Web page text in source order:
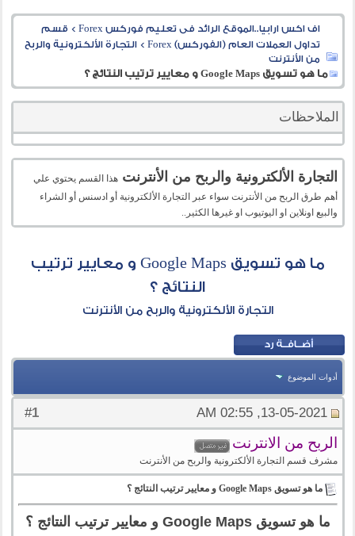
اف اكس ارابيا..الموقع الرائد فى تعليم فوركس Forex > قسم
تداول العملات العام (الفوركس) Forex
>التجارة الألكترونية والربح
من الأنترنت
ما هو تسويق Google Maps و معايير ترتيب النتائج ؟
الملاحظات
التجارة الألكترونية والربح من الأنترنت هذا القسم يحتوي علي
أهم طرق الربح من الأنترنت سواء عبر التجارة الألكترونية أو ادسنس أو الشراء
والبيع اونلاين او اليوتيوب او غيرها الكثير..
ما هو تسويق Google Maps و معايير ترتيب
النتائج ؟
التجارة الألكترونية والربح من الأنترنت
أدوات الموضوع
#
1 13-05-2021, 02:55 AM
الربح من الانترنت
مشرف قسم التجارة الألكترونية والربح من الأنترنت
ما هو تسويق Google Maps و معايير ترتيب النتائج ؟
ما هو تسويق Google Maps و معايير ترتيب النتائج ؟